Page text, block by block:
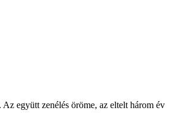
együtt zenélés öröme, az eltelt három év